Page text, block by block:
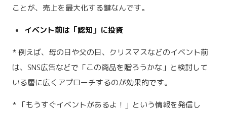
ことが、売上を最大化する鍵なんです。
イベント前は「認知」に投資
* 例えば、母の日や父の日、クリスマスなどのイベント前
は、SNS広告などで「この商品を贈ろうかな」と検討して
いる層に広くアプローチするのが効果的です。
* 「もうすぐイベントがあるよ！」という情報を発信し